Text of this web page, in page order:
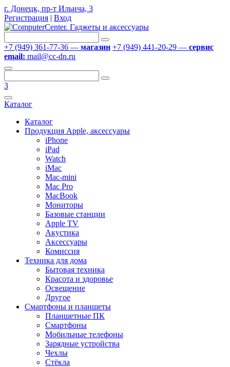
г. Донецк, пр-т Ильича, 3
Регистрация | Вход
+7 (949) 361-77-36 — магазин +7 (949) 441-20-29 — сервис
email: mail@cc-dn.ru
3
Каталог
Каталог
Продукция Apple, аксессуары
iPhone
iPad
Watch
iMac
Mac-mini
Mac Pro
MacBook
Мониторы
Базовые станции
Apple TV
Акустика
Аксессуары
Комиссия
Техника для дома
Бытовая техника
Красота и здоровье
Освещение
Другое
Смартфоны и планшеты
Планшетные ПК
Смартфоны
Мобильные телефоны
Зарядные устройства
Чехлы
Стёкла